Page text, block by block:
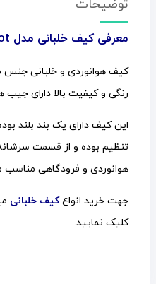
توضیحات
معرفی کیف خلبانی مدل Shilld pilot
کیف هوانوردی و خلبانی جنس
رنگی و کیفیت بالا دارای
این کیف دارای یک بند بلند
تنظیم بوده و از قسمت
هوانوردی و فرودگاهی مناسب
جهت خرید انواع کیف خلبانی
کلیک نمایید.